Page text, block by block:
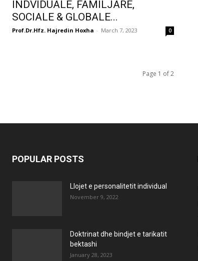
INDVIDUALE, FAMILJARE,
SOCIALE & GLOBALE...
Prof.Dr.Hfz. Hajredin Hoxha - March 7, 2023 0
Page 1 of 2
POPULAR POSTS
Llojet e personalitetit individual
November 9, 2022
Doktrinat dhe bindjet e tarikatit
bektashi
January 28, 2023